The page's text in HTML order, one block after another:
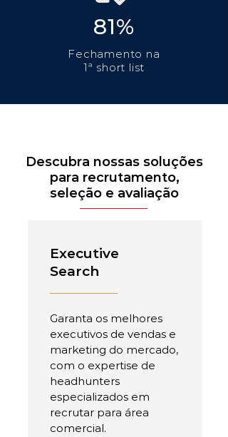
81%
Fechamento na
1ª short list
Descubra nossas soluções
para recrutamento,
seleção e avaliação
Executive
Search
Garanta os melhores
executivos de vendas e
marketing do mercado,
com o expertise de
headhunters
especializados em
recrutar para área
comercial.